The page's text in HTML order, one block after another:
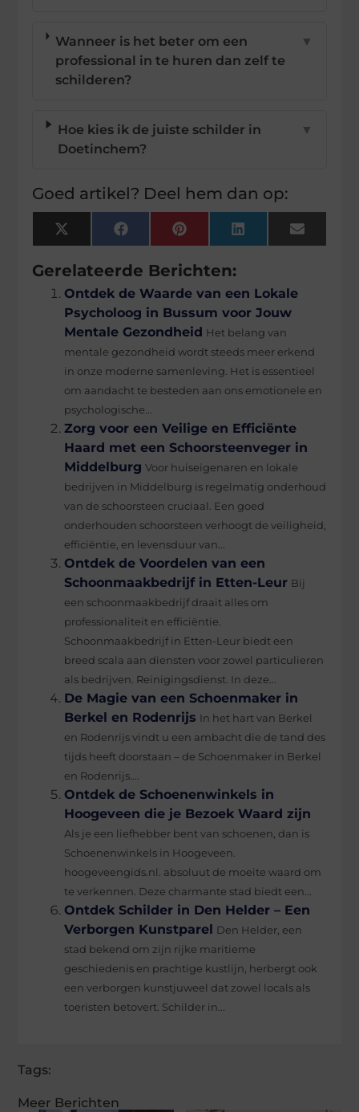
Meer Berichten
Wanneer is het beter om een
professional in te huren dan zelf te
schilderen?
▼
Hoe kies ik de juiste schilder in
Doetinchem?
▼
Goed artikel? Deel hem dan op:
X
(Twitter)
FacebookPinterestLinkedInEmail
Gerelateerde Berichten:
Ontdek de Waarde van een Lokale
Psycholoog in Bussum voor Jouw
Mentale Gezondheid Het belang van
mentale gezondheid wordt steeds meer erkend
in onze moderne samenleving. Het is essentieel
om aandacht te besteden aan ons emotionele en
psychologische...
Zorg voor een Veilige en Efficiënte
Haard met een Schoorsteenveger in
Middelburg Voor huiseigenaren en lokale
bedrijven in Middelburg is regelmatig onderhoud
van de schoorsteen cruciaal. Een goed
onderhouden schoorsteen verhoogt de veiligheid,
efficiëntie, en levensduur van...
Ontdek de Voordelen van een
Schoonmaakbedrijf in Etten-Leur Bij
een schoonmaakbedrijf draait alles om
professionaliteit en efficiëntie.
Schoonmaakbedrijf in Etten-Leur biedt een
breed scala aan diensten voor zowel particulieren
als bedrijven. Reinigingsdienst. In deze...
De Magie van een Schoenmaker in
Berkel en Rodenrijs In het hart van Berkel
en Rodenrijs vindt u een ambacht die de tand des
tijds heeft doorstaan – de Schoenmaker in Berkel
en Rodenrijs....
Ontdek de Schoenenwinkels in
Hoogeveen die je Bezoek Waard zijn
Als je een liefhebber bent van schoenen, dan is
Schoenenwinkels in Hoogeveen.
hoogeveengids.nl. absoluut de moeite waard om
te verkennen. Deze charmante stad biedt een...
Ontdek Schilder in Den Helder – Een
Verborgen Kunstparel Den Helder, een
stad bekend om zijn rijke maritieme
geschiedenis en prachtige kustlijn, herbergt ook
een verborgen kunstjuweel dat zowel locals als
toeristen betovert. Schilder in...
Tags: